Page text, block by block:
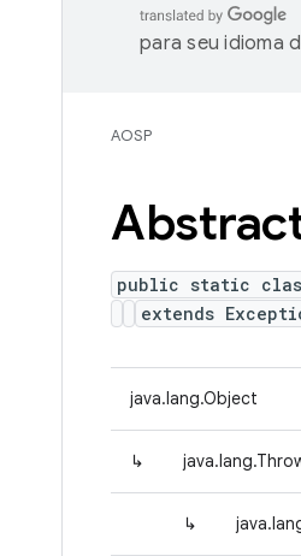
para seu idioma
AOSP
public static
extends
java.lang.Object
↳
↳